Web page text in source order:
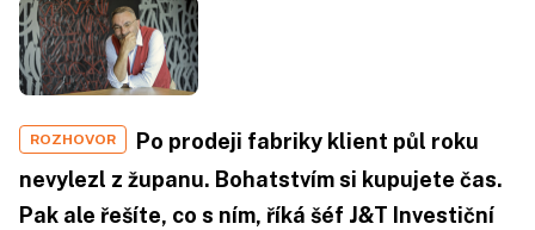
ROZHOVOR
Po prodeji fabriky klient půl roku
nevylezl z županu. Bohatstvím si kupujete čas.
Pak ale řešíte, co s ním, říká šéf J&T Investiční